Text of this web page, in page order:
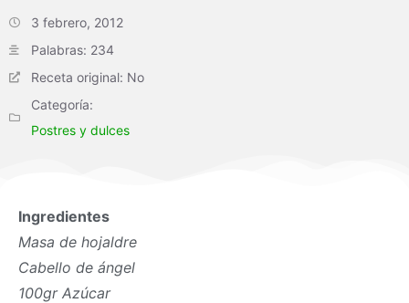
3 febrero, 2012
Palabras: 234
Receta original: No
Categoría:
Postres y dulces
Ingredientes
Masa de hojaldre
Cabello de ángel
100gr Azúcar